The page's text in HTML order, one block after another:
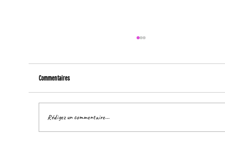
Commentaires
Rédigez un commentaire...